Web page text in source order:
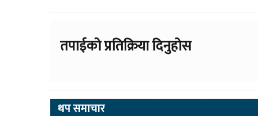
तपाईको प्रतिक्रिया दिनुहोस
थप समाचार